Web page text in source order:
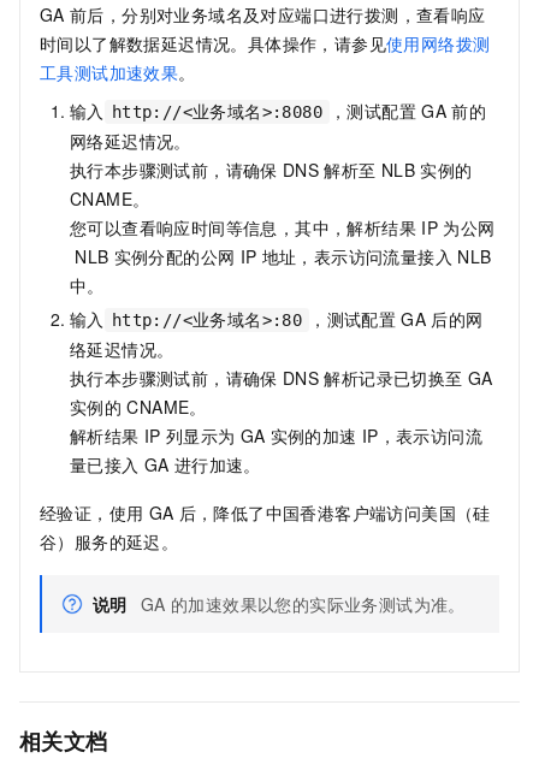
GA 前后，分别对业务域名及对应端口进行拨测，查看响应
时间以了解数据延迟情况。具体操作，请参见使用网络拨测
工具测试加速效果。
输入
http://<业务域名>:8080 ，测试配置 GA 前的
网络延迟情况。
执行本步骤测试前，请确保 DNS 解析至 NLB 实例的
CNAME。
您可以查看响应时间等信息，其中，解析结果 IP 为公网
NLB 实例分配的公网 IP 地址，表示访问流量接入 NLB
中。
输入
http://<业务域名>:80 ，测试配置 GA 后的网
络延迟情况。
执行本步骤测试前，请确保 DNS 解析记录已切换至 GA
实例的 CNAME。
解析结果 IP 列显示为 GA 实例的加速 IP，表示访问流
量已接入 GA 进行加速。
经验证，使用 GA 后，降低了中国香港客户端访问美国（硅
谷）服务的延迟。
说明 GA 的加速效果以您的实际业务测试为准。
相关文档